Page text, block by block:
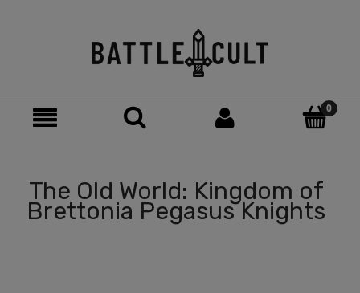
The Old World: Kingdom of
Brettonia Pegasus Knights